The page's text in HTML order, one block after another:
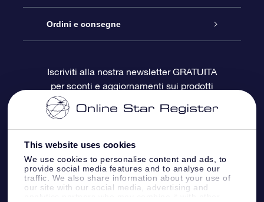
This website uses cookies
We use cookies to personalise content and ads, to
provide social media features and to analyse our
traffic. We also share information about your use of
our site with our social media, advertising and
Blog
OSR Recensioni
Pacchetto regalo OSR
Gift Card OSR
Doni aziendali
Registro stellare
Star Page personalizzata
One Million Stars
OSR Starsaver
App VR ‘Fly me to the stars’
Ordini e consegne
Informazioni di Pagamento
Politica di reso
Costellazioni
Iscriviti alla nostra newsletter GRATUITA
per sconti e aggiornamenti sui prodotti